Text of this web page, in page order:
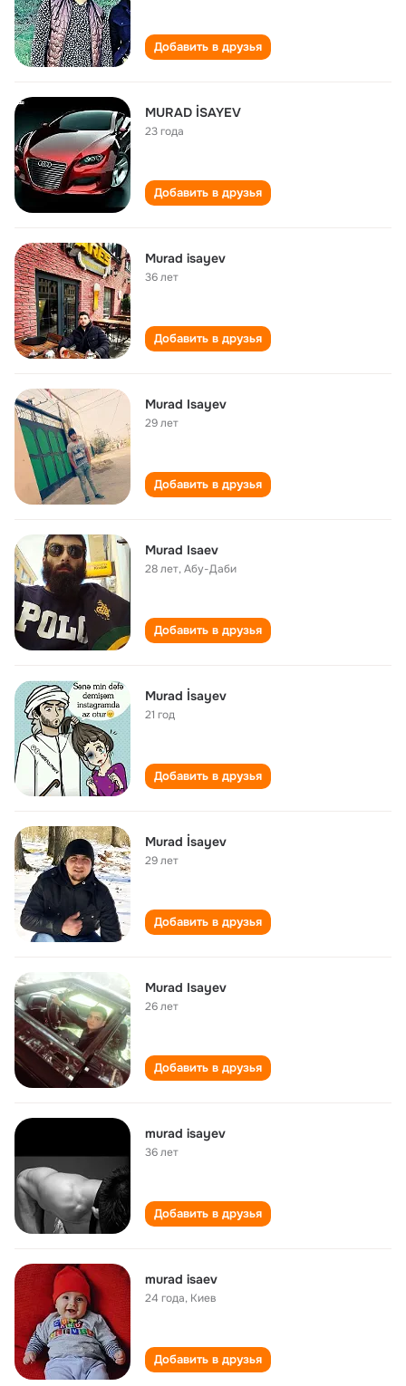
Добавить в друзья
MURAD İSAYEV
23 года
Добавить в друзья
Murad isayev
36 лет
Добавить в друзья
Murad Isayev
29 лет
Добавить в друзья
Murad Isaev
28 лет,Абу-Даби
Добавить в друзья
Murad İsayev
21 год
Добавить в друзья
Murad İsayev
29 лет
Добавить в друзья
Murad Isayev
26 лет
Добавить в друзья
murad isayev
36 лет
Добавить в друзья
murad isaev
24 года, Киев
Добавить в друзья